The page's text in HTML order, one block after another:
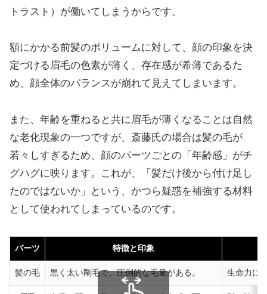
トラスト）が働いてしまうからです。
額にかかる前髪のボリュームに対して、顔の印象を決
定づける眉毛の色素が薄く、存在感が希薄であるた
め、顔全体のバランスが崩れて見えてしまいます。
また、年齢を重ねると共に眉毛が薄くなることは自然
な老化現象の一つですが、斎藤氏の場合は髪の毛が
若々しすぎるため、顔のパーツごとの「年齢感」がチ
グハグに映ります。これが、「髪だけ後から付け足し
たのではないか」という、かつら疑惑を補強する材料
として使われてしまっているのです。
パーツ 特徴と印象
髪の毛 黒く太い剛毛で、圧倒的な毛量がある。 生命力に